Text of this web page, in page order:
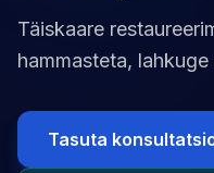
Täiskaare
hammasteta,
Tasuta